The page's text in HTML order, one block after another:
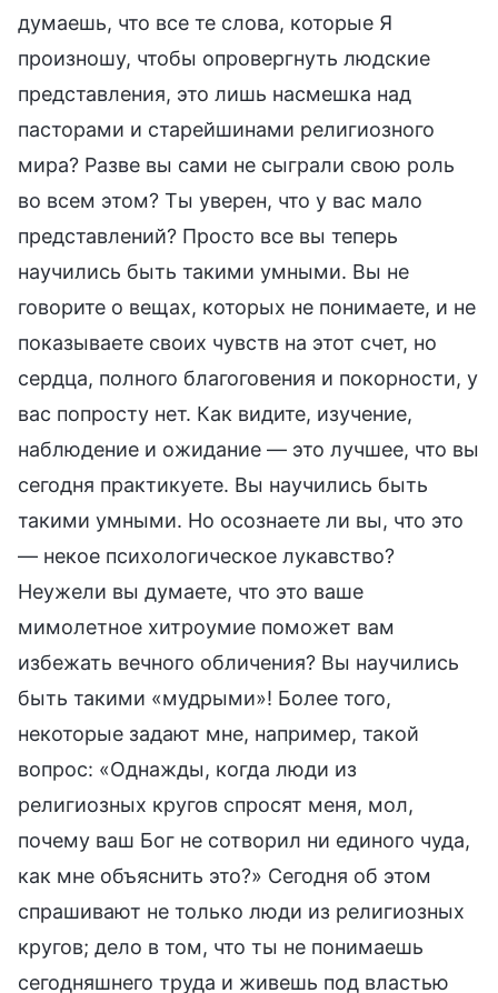
думаешь, что все те слова, которые Я
произношу, чтобы опровергнуть людские
представления, это лишь насмешка над
пасторами и старейшинами религиозного
мира? Разве вы сами не сыграли свою роль
во всем этом? Ты уверен, что у вас мало
представлений? Просто все вы теперь
научились быть такими умными. Вы не
говорите о вещах, которых не понимаете, и не
показываете своих чувств на этот счет, но
сердца, полного благоговения и покорности, у
вас попросту нет. Как видите, изучение,
наблюдение и ожидание — это лучшее, что вы
сегодня практикуете. Вы научились быть
такими умными. Но осознаете ли вы, что это
— некое психологическое лукавство?
Неужели вы думаете, что это ваше
мимолетное хитроумие поможет вам
избежать вечного обличения? Вы научились
быть такими «мудрыми»! Более того,
некоторые задают мне, например, такой
вопрос: «Однажды, когда люди из
религиозных кругов спросят меня, мол,
почему ваш Бог не сотворил ни единого чуда,
как мне объяснить это?» Сегодня об этом
спрашивают не только люди из религиозных
кругов; дело в том, что ты не понимаешь
сегодняшнего труда и живешь под властью